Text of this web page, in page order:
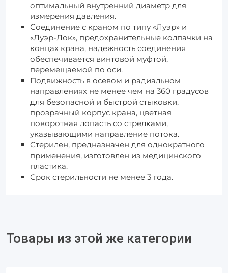
оптимальный внутренний диаметр для
измерения давления.
Соединение с краном по типу «Луэр» и
«Луэр-Лок», предохранительные колпачки на
концах крана, надежность соединения
обеспечивается винтовой муфтой,
перемещаемой по оси.
Подвижность в осевом и радиальном
направлениях не менее чем на 360 градусов
для безопасной и быстрой стыковки,
прозрачный корпус крана, цветная
поворотная лопасть со стрелками,
указывающими направление потока.
Стерилен, предназначен для однократного
применения, изготовлен из медицинского
пластика.
Срок стерильности не менее 3 года.
Товары из этой же категории